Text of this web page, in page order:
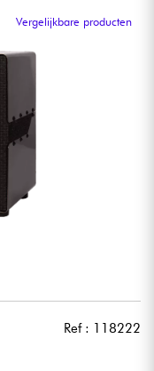
Vergelijkbare producten
Ref : 118222